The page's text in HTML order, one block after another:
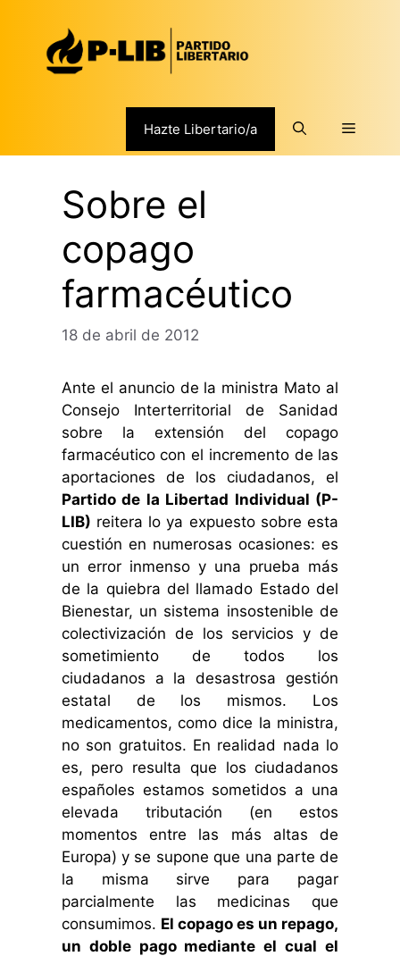
contenido
Hazte Libertario/a Menú
Sobre el
copago
farmacéutico
18 de abril de 2012
Ante el anuncio de la ministra Mato al
Consejo Interterritorial de Sanidad
sobre la extensión del copago
farmacéutico con el incremento de las
aportaciones de los ciudadanos, el
Partido de la Libertad Individual (P-
LIB) reitera lo ya expuesto sobre esta
cuestión en numerosas ocasiones: es
un error inmenso y una prueba más
de la quiebra del llamado Estado del
Bienestar, un sistema insostenible de
colectivización de los servicios y de
sometimiento de todos los
ciudadanos a la desastrosa gestión
estatal de los mismos. Los
medicamentos, como dice la ministra,
no son gratuitos. En realidad nada lo
es, pero resulta que los ciudadanos
españoles estamos sometidos a una
elevada tributación (en estos
momentos entre las más altas de
Europa) y se supone que una parte de
la misma sirve para pagar
parcialmente las medicinas que
consumimos. El copago es un repago,
un doble pago mediante el cual el